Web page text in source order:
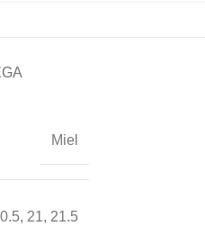
Miel
, 21, 21.5